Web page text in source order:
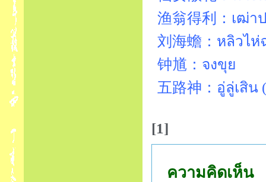
渔翁得利：เฒ่า
刘海蟾：หลิวไห่
钟馗：จงขุย
五路神：อู่ลู่เสิน
[1]
ความคิดเห็น